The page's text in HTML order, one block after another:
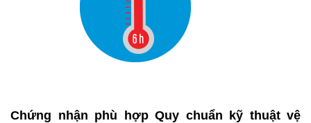
Chứng nhận phù hợp Quy chuẩn kỹ thuật vệ